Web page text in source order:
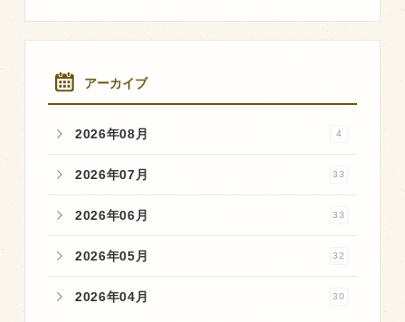
アーカイブ
2026年08月 4
2026年07月 33
2026年06月 33
2026年05月 32
2026年04月 30
Twitter
Instagram